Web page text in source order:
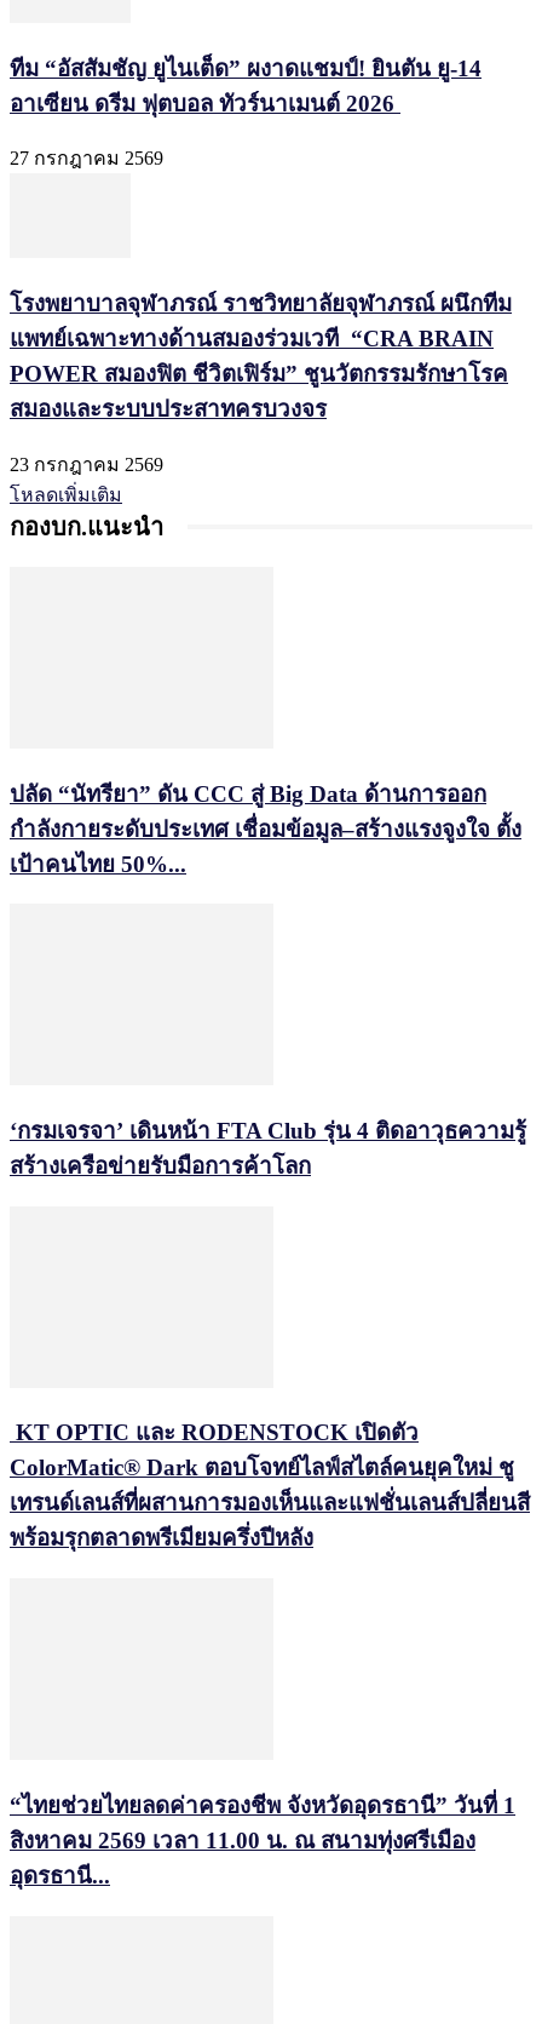
ทีม “อัสสัมชัญ ยูไนเต็ด” ผงาดแชมป์! ยินตัน ยู-14
อาเซียน ดรีม ฟุตบอล ทัวร์นาเมนต์ 2026
27 กรกฎาคม 2569
โรงพยาบาลจุฬาภรณ์ ราชวิทยาลัยจุฬาภรณ์ ผนึกทีม
แพทย์เฉพาะทางด้านสมองร่วมเวที “CRA BRAIN
POWER สมองฟิต ชีวิตเฟิร์ม” ชูนวัตกรรมรักษาโรค
สมองและระบบประสาทครบวงจร
23 กรกฎาคม 2569
โหลดเพิ่มเติม
กองบก.แนะนำ
ปลัด “นัทรียา” ดัน CCC สู่ Big Data ด้านการออก
กำลังกายระดับประเทศ เชื่อมข้อมูล–สร้างแรงจูงใจ ตั้ง
เป้าคนไทย 50%...
‘กรมเจรจา’ เดินหน้า FTA Club รุ่น 4 ติดอาวุธความรู้
สร้างเครือข่ายรับมือการค้าโลก
KT OPTIC และ RODENSTOCK เปิดตัว
ColorMatic® Dark ตอบโจทย์ไลฟ์สไตล์คนยุคใหม่ ชู
เทรนด์เลนส์ที่ผสานการมองเห็นและแฟชั่นเลนส์ปลี่ยนสี
พร้อมรุกตลาดพรีเมียมครึ่งปีหลัง
“ไทยช่วยไทยลดค่าครองชีพ จังหวัดอุดรธานี” วันที่ 1
สิงหาคม 2569 เวลา 11.00 น. ณ สนามทุ่งศรีเมือง
อุดรธานี...